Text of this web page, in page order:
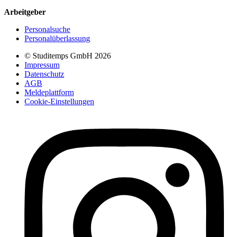
Arbeitgeber
Personalsuche
Personalüberlassung
© Studitemps GmbH 2026
Impressum
Datenschutz
AGB
Meldeplattform
Cookie-Einstellungen